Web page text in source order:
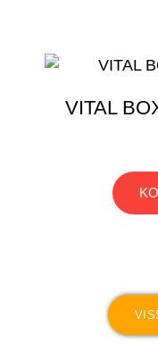
VITAL